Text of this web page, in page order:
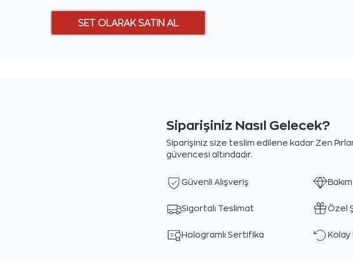
Siparişiniz Nasıl Gelecek?
Siparişiniz size teslim edilene kadar Zen
güvencesi altındadır.
Güvenli Alışveriş
Sigortalı Teslimat Özel
Hologramlı Sertifika Kolay